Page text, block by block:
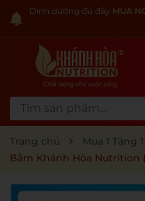
Dinh dưỡng đủ đầy MUA
Trang chủ Mua 1 Tặng 1
Bằm Khánh Hòa Nutrition